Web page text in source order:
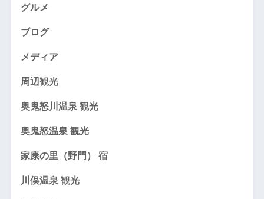
グルメ
ブログ
メディア
周辺観光
奥鬼怒川温泉 観光
奥鬼怒温泉 観光
家康の里（野門） 宿
川俣温泉 観光